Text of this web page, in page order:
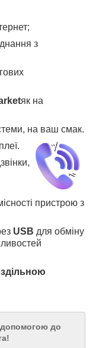
з
як на
на ваш смак.
.
пристрою з
USB для обміну
допомогою до